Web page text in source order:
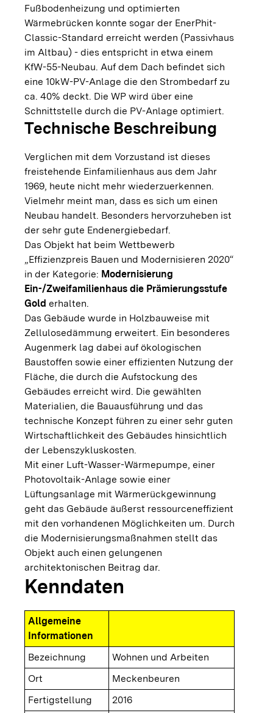
Fußbodenheizung und optimierten
Wärmebrücken konnte sogar der EnerPhit-
Classic-Standard erreicht werden (Passivhaus
im Altbau) - dies entspricht in etwa einem
KfW-55-Neubau. Auf dem Dach befindet sich
eine 10kW-PV-Anlage die den Strombedarf zu
ca. 40% deckt. Die WP wird über eine
Schnittstelle durch die PV-Anlage optimiert.
Technische Beschreibung
Verglichen mit dem Vorzustand ist dieses
freistehende Einfamilienhaus aus dem Jahr
1969, heute nicht mehr wiederzuerkennen.
Vielmehr meint man, dass es sich um einen
Neubau handelt. Besonders hervorzuheben ist
der sehr gute Endenergiebedarf.
Das Objekt hat beim Wettbewerb
„Effizienzpreis Bauen und Modernisieren 2020“
in der Kategorie: Modernisierung
Ein-/Zweifamilienhaus die Prämierungsstufe
Gold erhalten.
Das Gebäude wurde in Holzbauweise mit
Zellulosedämmung erweitert. Ein besonderes
Augenmerk lag dabei auf ökologischen
Baustoffen sowie einer effizienten Nutzung der
Fläche, die durch die Aufstockung des
Gebäudes erreicht wird. Die gewählten
Materialien, die Bauausführung und das
technische Konzept führen zu einer sehr guten
Wirtschaftlichkeit des Gebäudes hinsichtlich
der Lebenszykluskosten.
Mit einer Luft-Wasser-Wärmepumpe, einer
Photovoltaik-Anlage sowie einer
Lüftungsanlage mit Wärmerückgewinnung
geht das Gebäude äußerst ressourceneffizient
mit den vorhandenen Möglichkeiten um. Durch
die Modernisierungsmaßnahmen stellt das
Objekt auch einen gelungenen
architektonischen Beitrag dar.
Kenndaten
Allgemeine
Informationen
Bezeichnung
Wohnen und Arbeiten
Ort
Meckenbeuren
Fertigstellung
2016